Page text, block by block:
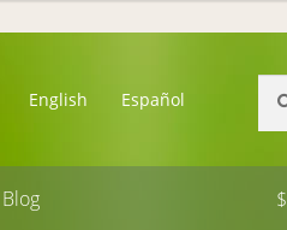
English Español
Blog $